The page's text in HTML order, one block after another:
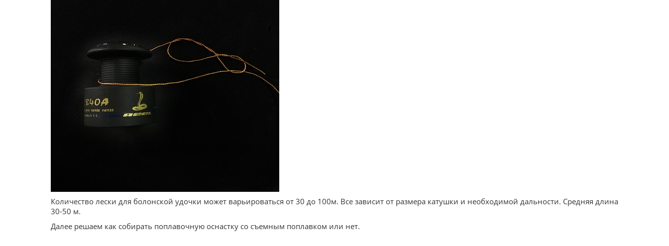
Количество лески для болонской удочки может варьироваться от 30 до 100м. Все зависит от размера катушки и необходимой дальности. Средняя длина
30-50 м.
Далее решаем как собирать поплавочную оснастку со съемным поплавком или нет.